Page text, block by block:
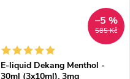
585 Kč
–5 %
E-liquid Dekang Menthol -
30ml (3x10ml), 3mg